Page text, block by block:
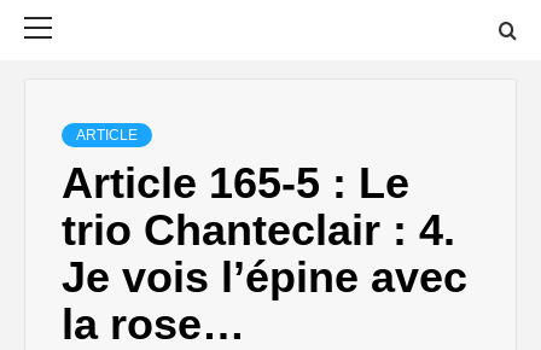
ARTICLE
Article 165-5 : Le
trio Chanteclair : 4.
Je vois l’épine avec
la rose…